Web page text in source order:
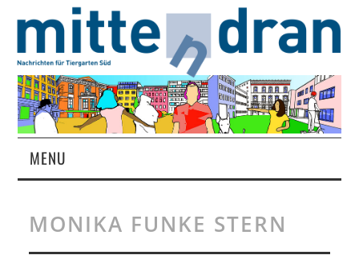
MENU
MAGAZIN
MONIKA FUNKE STERN